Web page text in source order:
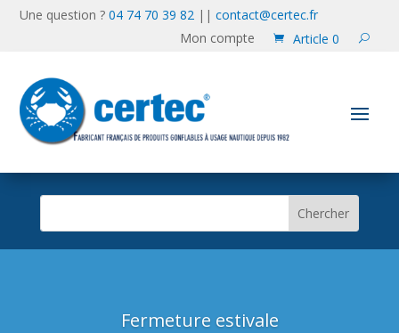
Une question ?04 74 70 39 82 ||contact@certec.fr
Mon compte
Article 0
Fermeture estivale